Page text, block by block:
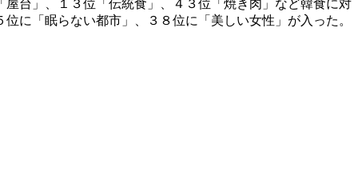
台」、１３位「伝統食」、４３位「焼き肉」など韓食に対
に「眠らない都市」、３８位に「美しい女性」が入った。